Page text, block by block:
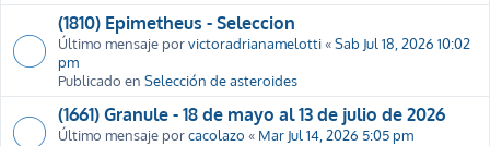
(1810) Epimetheus - Seleccion
Último mensaje porvictoradrianamelotti«Sab Jul 18, 2026 10:02
pm
Publicado en Selección de asteroides
(1661) Granule - 18 de mayo al 13 de julio de 2026
Último mensaje porcacolazo « Mar Jul 14, 2026 5:05 pm